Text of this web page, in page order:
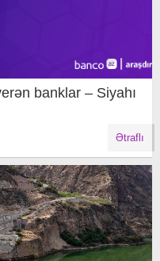
banklar – Siyahı
Ətraflı